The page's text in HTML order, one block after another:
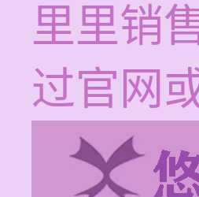
里里销
过官网